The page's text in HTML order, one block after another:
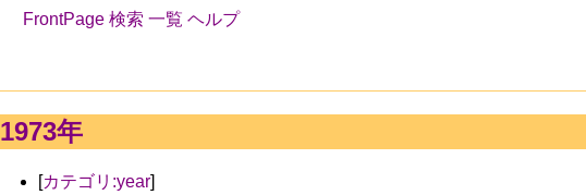
FrontPage 検索 一覧 ヘルプ
1973年
[カテゴリ:year]